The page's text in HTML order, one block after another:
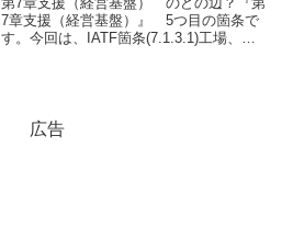
7章支援（経営基盤）』 5つ目の箇条で
す。今回は、IATF箇条(7.1.3.1)工場、施
広告